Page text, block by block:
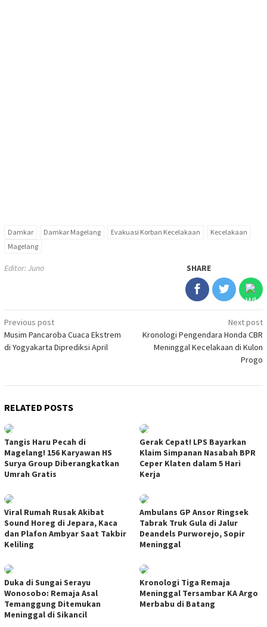
Damkar Damkar Magelang Evakuasi Korban Kecelakaan
Kecelakaan
Magelang
Editor: Juno SHARE
Post
navigation
Previous post
Musim Pancaroba Cuaca Ekstrem
di Yogyakarta Diprediksi April
Next post
Kronologi Pengendara Honda CBR
Meninggal Kecelakaan di Kulon
Progo
RELATED POSTS
Tangis Haru Pecah di
Magelang! 156 Karyawan HS
Surya Group Diberangkatkan
Umrah Gratis
Gerak Cepat! LPS Bayarkan
Klaim Simpanan Nasabah BPR
Ceper Klaten dalam 5 Hari
Kerja
Viral Rumah Rusak Akibat
Sound Horeg di Jepara, Kaca
dan Plafon Ambyar Saat Takbir
Keliling
Ambulans GP Ansor Ringsek
Tabrak Truk Gula di Jalur
Deandels Purworejo, Sopir
Meninggal
Duka di Sungai Serayu
Wonosobo: Remaja Asal
Temanggung Ditemukan
Meninggal di Sikancil
Kronologi Tiga Remaja
Meninggal Tersambar KA Argo
Merbabu di Batang